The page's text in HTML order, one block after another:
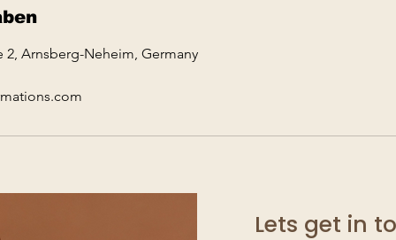
2, Arnsberg-Neheim, Germany
Lets get in